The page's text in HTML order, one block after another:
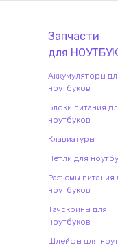
Запчасти
для НОУТБУК
Аккумуляторы
ноутбуков
Блоки питания
ноутбуков
Клавиатуры
Петли для
Разъемы питания
ноутбуков
Тачскрины для
ноутбуков
Шлейфы для